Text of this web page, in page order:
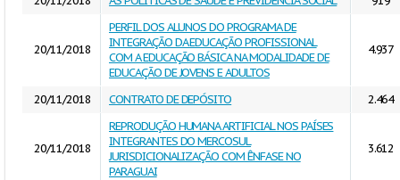
20/11/2018
PERFIL DOS ALUNOS DO PROGRAMA DE
INTEGRAÇÃO DA EDUCAÇÃO PROFISSIONAL
COM A EDUCAÇÃO BÁSICA NA MODALIDADE DE
EDUCAÇÃO DE JOVENS E ADULTOS
4.937
20/11/2018 CONTRATO DE DEPÓSITO 2.464
20/11/2018
REPRODUÇÃO HUMANA ARTIFICIAL NOS PAÍSES
INTEGRANTES DO MERCOSUL
JURISDICIONALIZAÇÃO COM ÊNFASE NO
PARAGUAI
3.612